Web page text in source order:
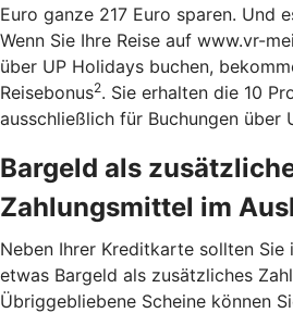
Euro ganze 217 Euro sparen. Und
Wenn Sie Ihre Reise auf www.vr-
über UP Holidays buchen,
Reisebonus2. Sie erhalten die 10
ausschließlich für Buchungen über
Bargeld als
Zahlungsmittel im
Neben Ihrer Kreditkarte sollten Sie
etwas Bargeld als zusätzliches
Übriggebliebene Scheine können